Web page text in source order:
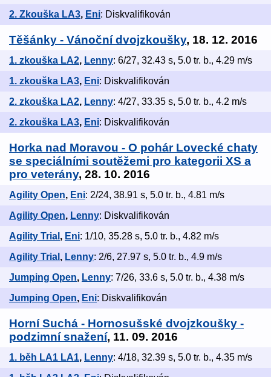
2. Zkouška LA3, Eni: Diskvalifikován
Těšánky - Vánoční dvojzkoušky, 18. 12. 2016
1. zkouška LA2, Lenny: 6/27, 32.43 s, 5.0 tr. b., 4.29 m/s
1. zkouška LA3, Eni: Diskvalifikován
2. zkouška LA2, Lenny: 4/27, 33.35 s, 5.0 tr. b., 4.2 m/s
2. zkouška LA3, Eni: Diskvalifikován
Horka nad Moravou - O pohár Lovecké chaty
se speciálními soutěžemi pro kategorii XS a
pro veterány, 28. 10. 2016
Agility Open, Eni: 2/24, 38.91 s, 5.0 tr. b., 4.81 m/s
Agility Open, Lenny: Diskvalifikován
Agility Trial , Eni: 1/10, 35.28 s, 5.0 tr. b., 4.82 m/s
Agility Trial , Lenny: 2/6, 27.97 s, 5.0 tr. b., 4.9 m/s
Jumping Open, Lenny: 7/26, 33.6 s, 5.0 tr. b., 4.38 m/s
Jumping Open, Eni: Diskvalifikován
Horní Suchá - Hornosušské dvojzkoušky -
podzimní snažení, 11. 09. 2016
1. běh LA1 LA1, Lenny: 4/18, 32.39 s, 5.0 tr. b., 4.35 m/s